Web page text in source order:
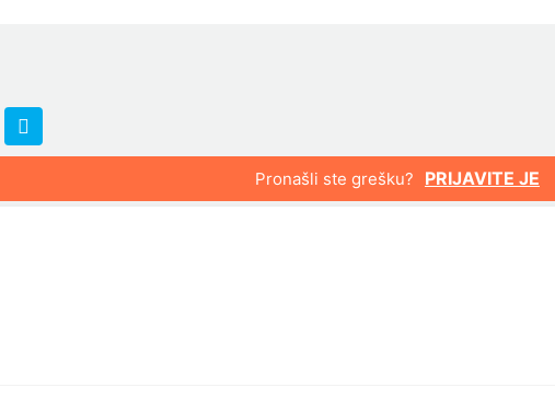
Pronašli ste grešku? PRIJAVITE JE